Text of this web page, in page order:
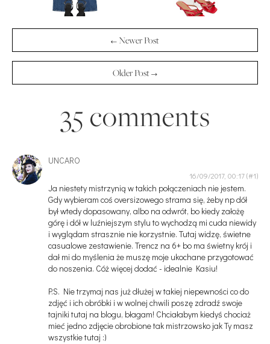
← Newer Post
Older Post →
35 comments
UNCARO
16/09/2017, 00:17
Ja niestety mistrzynią w takich połączeniach nie jestem.
Gdy wybieram coś oversizowego strama się, żeby np dół
był wtedy dopasowany, albo na odwrót, bo kiedy założę
górę i dół w luźniejszym stylu to wychodzą mi cuda niewidy
i wyglądam strasznie nie korzystnie. Tutaj widzę, świetne
casualowe zestawienie. Trencz na 6+ bo ma świetny krój i
dał mi do myślenia że muszę moje ukochane przygotować
do noszenia. Cóż więcej dodać - idealnie Kasiu!
P.S. Nie trzymaj nas już dłużej w takiej niepewności co do
zdjęć i ich obróbki i w wolnej chwili poszę zdradź swoje
tajniki tutaj na blogu, błagam! Chciałabym kiedyś chociaż
mieć jedno zdjęcie obrobione tak mistrzowsko jak Ty masz
wszystkie tutaj :)